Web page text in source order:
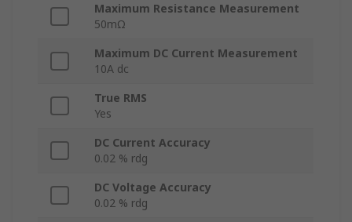
Maximum Resistance Measurement
50mΩ
Maximum DC Current Measurement
10A dc
True RMS
Yes
DC Current Accuracy
0.02 % rdg
DC Voltage Accuracy
0.02 % rdg